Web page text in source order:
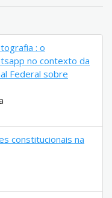
: o
no contexto da
Federal sobre
constitucionais na